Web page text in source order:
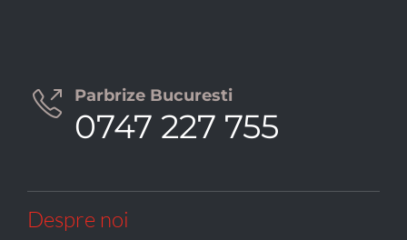
 Parbrize Bucuresti
0747 227 755
Despre noi